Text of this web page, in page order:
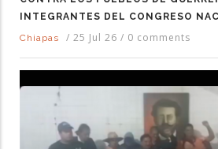
INTEGRANTES DEL CONGRESO
Chiapas
/ 25 Jul 26 / 0 comments